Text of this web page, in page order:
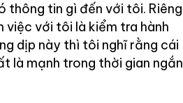
thông tin gì đến với tôi. Riêng
việc với tôi là kiểm tra hành
dịp này thì tôi nghĩ rằng cái
là mạnh trong thời gian ngắn